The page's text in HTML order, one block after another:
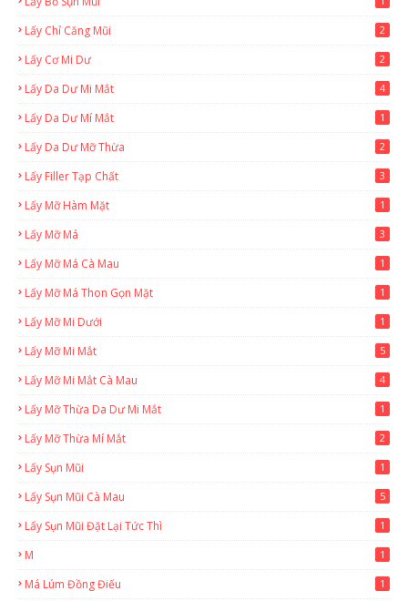
Lấy Chỉ Căng Mũi 2
Lấy Cơ Mi Dư 2
Lấy Da Dư Mi Mắt 4
Lấy Da Dư Mí Mắt 1
Lấy Da Dư Mỡ Thừa 2
Lấy Filler Tạp Chất 3
Lấy Mỡ Hàm Mặt 1
Lấy Mỡ Má 3
Lấy Mỡ Má Cà Mau 1
Lấy Mỡ Má Thon Gọn Mặt 1
Lấy Mỡ Mi Dưới 1
Lấy Mỡ Mi Mắt 5
Lấy Mỡ Mi Mắt Cà Mau 4
Lấy Mỡ Thừa Da Dư Mi Mắt 1
Lấy Mỡ Thừa Mí Mắt 2
Lấy Sụn Mũi 1
Lấy Sụn Mũi Cà Mau 5
Lấy Sụn Mũi Đặt Lại Tức Thì 1
M 1
Má Lúm Đồng Điếu 1